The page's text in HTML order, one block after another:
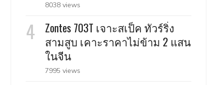
8038 views
Zontes 703T เจาะสเป็ค ทัวร์ริ่ง
สามสูบ เคาะราคาไม่ข้าม 2 แสน
ในจีน
7995 views